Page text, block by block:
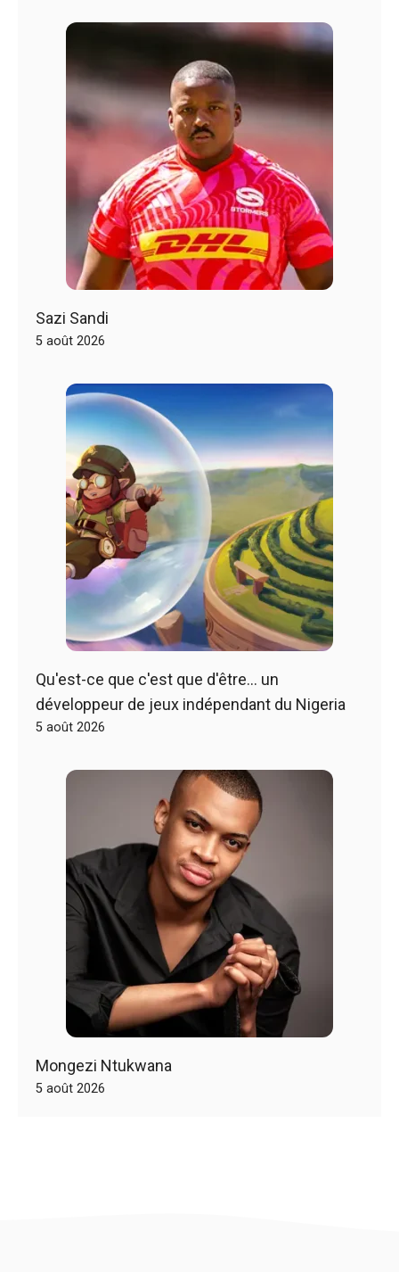
Sazi Sandi
5 août 2026
Qu'est-ce que c'est que d'être… un
développeur de jeux indépendant du Nigeria
5 août 2026
Mongezi Ntukwana
5 août 2026